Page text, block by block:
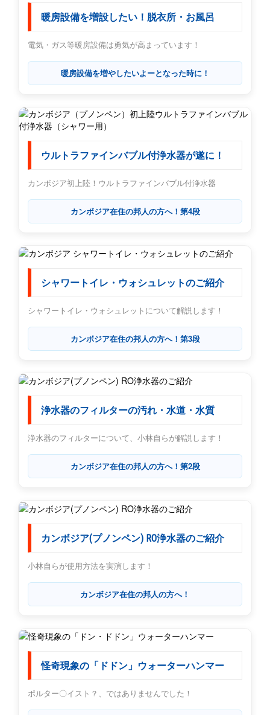
暖房設備を増設したい！脱衣所・お風呂
電気・ガス等暖房設備は勇気が高まっています！
暖房設備を増やしたいよーとなった時に！
ウルトラファインバブル付浄水器が遂に！
カンボジア初上陸！ウルトラファインバブル付浄水器
カンボジア在住の邦人の方へ！第4段
シャワートイレ・ウォシュレットのご紹介
シャワートイレ・ウォシュレットについて解説します！
カンボジア在住の邦人の方へ！第3段
浄水器のフィルターの汚れ・水道・水質
浄水器のフィルターについて、小林自らが解説します！
カンボジア在住の邦人の方へ！第2段
カンボジア(プノンペン) RO浄水器のご紹介
小林自らが使用方法を実演します！
カンボジア在住の邦人の方へ！
怪奇現象の「ドドン」ウォーターハンマー
ポルター〇イスト？、ではありませんでした！